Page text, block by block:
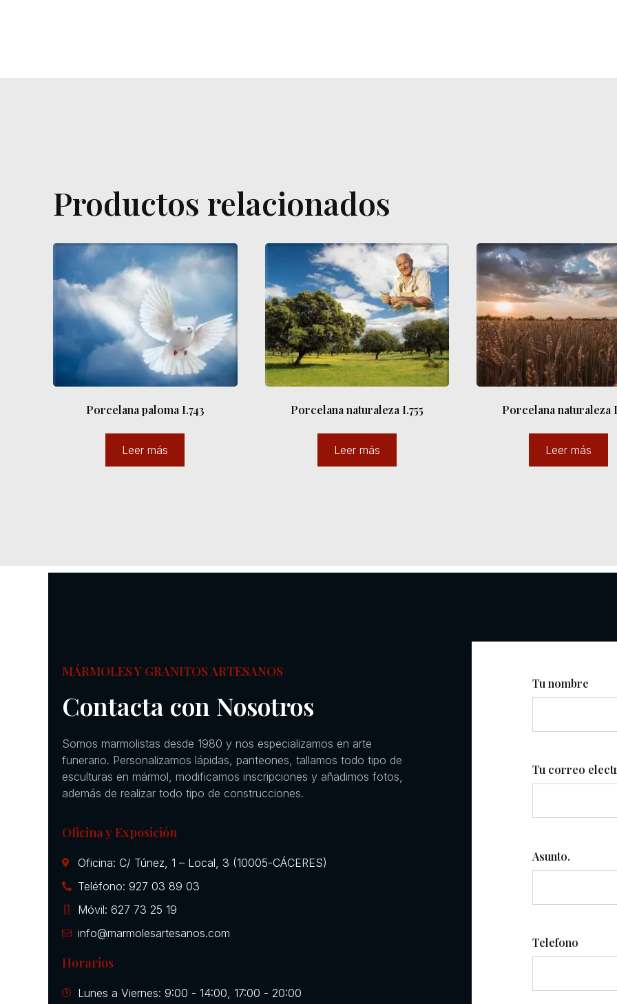
Productos relacionados
Porcelana paloma I.743
Leer más
Porcelana naturaleza I.755
Leer más
Porcelana naturaleza
Leer más
MÁRMOLES Y GRANITOS ARTESANOS
Contacta con Nosotros
Somos marmolistas desde 1980 y nos especializamos en arte
funerario. Personalizamos lápidas, panteones, tallamos todo tipo de
esculturas en mármol, modificamos inscripciones y añadimos fotos,
además de realizar todo tipo de construcciones.
Oficina y Exposición
Oficina: C/ Túnez, 1 – Local, 3 (10005-CÁCERES)
Teléfono: 927 03 89 03
Móvil: 627 73 25 19
info@marmolesartesanos.com
Horarios
Lunes a Viernes: 9:00 - 14:00, 17:00 - 20:00
Tu nombre
Tu correo
Asunto.
Telefono